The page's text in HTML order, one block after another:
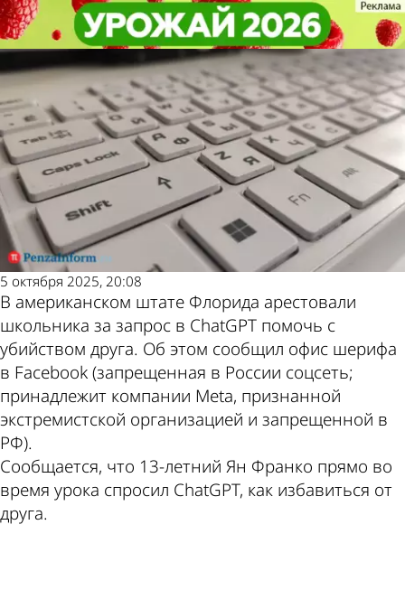
Школьника арестовали за
опасный запрос в ChatGPT
В стране и
мире
5 октября 2025, 20:08
В американском штате Флорида арестовали
школьника за запрос в ChatGPT помочь с
убийством друга. Об этом сообщил офис шерифа
в Facebook (запрещенная в России соцсеть;
принадлежит компании Meta, признанной
экстремистской организацией и запрещенной в
РФ).
Сообщается, что 13-летний Ян Франко прямо во
время урока спросил ChatGPT, как избавиться от
друга.
Школьника арестовали за
опасный запрос в ChatGPT
В стране и
мире
Последние новости
Погода и курсы
валют в Пензе